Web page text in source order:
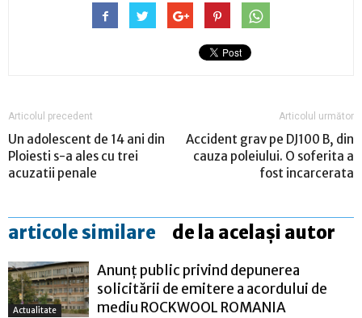
Articolul precedent
Un adolescent de 14 ani din
Ploiesti s-a ales cu trei
acuzatii penale
Articolul următor
Accident grav pe DJ100 B, din
cauza poleiului. O soferita a
fost incarcerata
articole similare de la același autor
Actualitate
Anunț public privind depunerea
solicitării de emitere a acordului de
mediu ROCKWOOL ROMANIA